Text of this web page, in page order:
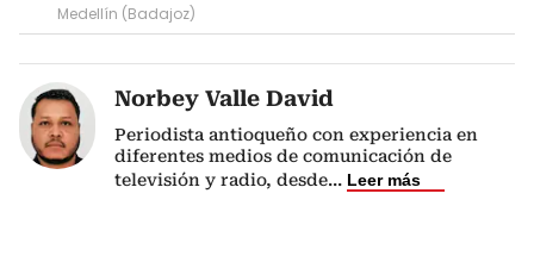
Medellín (Badajoz)
Norbey Valle David
Periodista antioqueño con experiencia en
diferentes medios de comunicación de
televisión y radio, desde... Leer más